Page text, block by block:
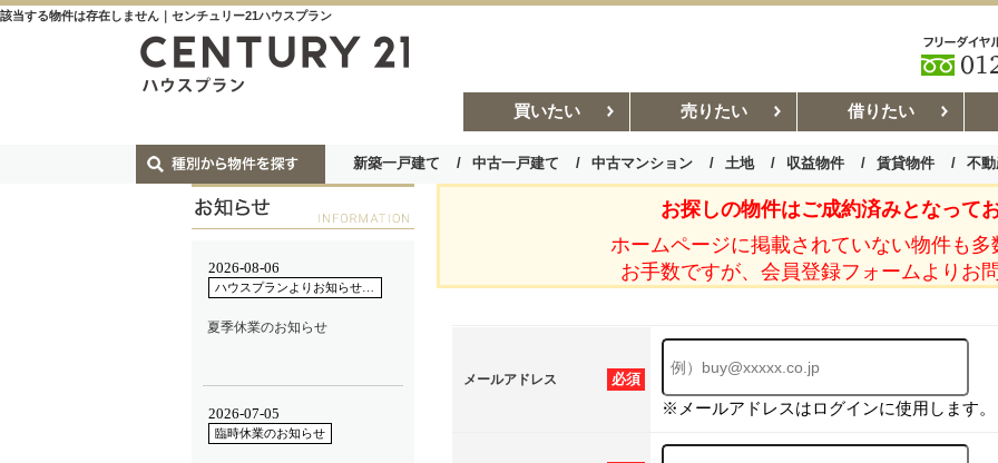
該当する物件は存在しません｜センチュリー21ハウスプラン
買いたい 売りたい 借りたい
新築一戸建て 中古一戸建て 中古マンション 土地 収益物件 賃貸物件 不
お部屋探しコラム 賃貸管理コ
お探しの物件はご成約済みとなってお
ホームページに掲載されていない物件も多
お手数ですが、会員登録フォームよりお
必須
メールアドレス
※メールアドレスはログインに使用します。